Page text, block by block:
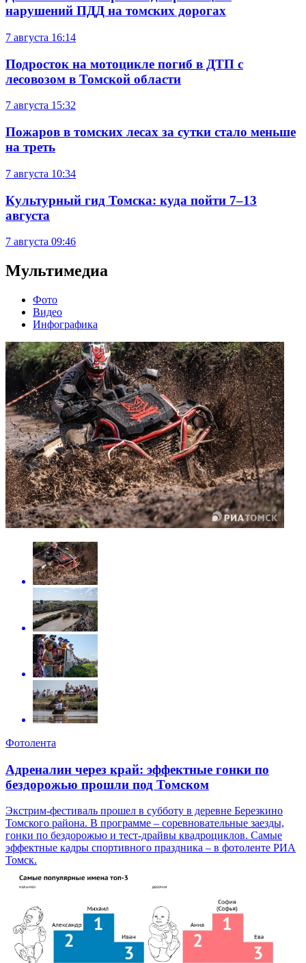
нарушений ПДД на томских дорогах
7 августа 16:14
Подросток на мотоцикле погиб в ДТП с
лесовозом в Томской области
7 августа 15:32
Пожаров в томских лесах за сутки стало меньше
на треть
7 августа 10:34
Культурный гид Томска: куда пойти 7–13
августа
7 августа 09:46
Мультимедиа
Фото
Видео
Инфографика
Фотолента
Адреналин через край: эффектные гонки по
бездорожью прошли под Томском
Экстрим-фестиваль прошел в субботу в деревне Березкино
Томского района. В программе – соревновательные заезды,
гонки по бездорожью и тест-драйвы квадроциклов. Самые
эффектные кадры спортивного праздника – в фотоленте РИА
Томск.